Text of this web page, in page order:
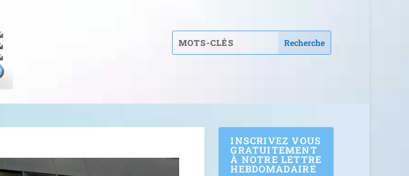
INSCRIVEZ VOUS
GRATUITEMENT
À NOTRE LETTRE
HEBDOMADAIRE